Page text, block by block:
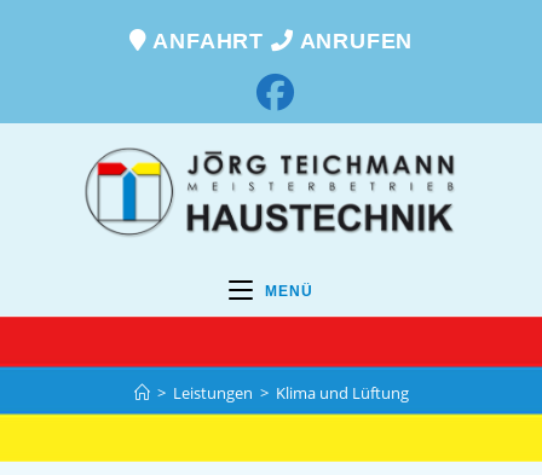
ANFAHRT ANRUFEN
MENÜ
> Leistungen > Klima und Lüftung